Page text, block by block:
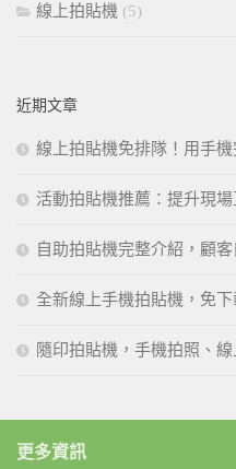
線上拍貼機 (5)
近期文章
線上拍貼機免排隊！用手
活動拍貼機推薦：提升現
自助拍貼機完整介紹，顧
全新線上手機拍貼機，免
隨印拍貼機，手機拍照、
更多資訊